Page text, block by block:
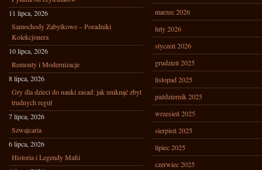
11 lipca, 2026
Samochody Zabytkowe – Poradniki
Kolekcjonera
10 lipca, 2026
Remonty i Modernizacje
8 lipca, 2026
Gry dla dzieci do nauki zasad: jak uniknąć zbyt
trudnych reguł
7 lipca, 2026
Szwajcaria
6 lipca, 2026
Historia i Legendy Mafii
marzec 2026
luty 2026
styczeń 2026
grudzień 2025
listopad 2025
październik 2025
wrzesień 2025
sierpień 2025
lipiec 2025
czerwiec 2025